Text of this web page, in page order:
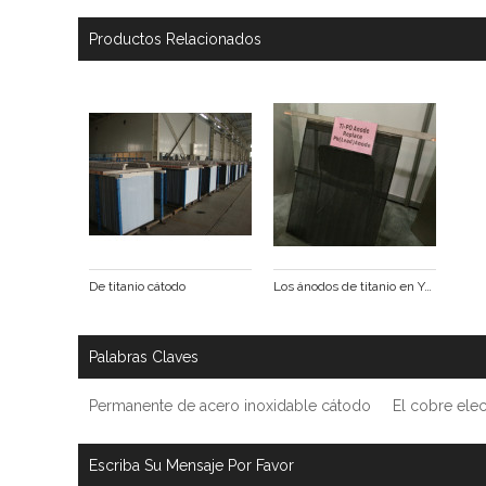
Productos Relacionados
De titanio cátodo Los ánodos de titanio en YangHuaQian ii
Palabras Claves
Permanente de acero inoxidable cátodo El cobre
Escriba Su Mensaje Por Favor